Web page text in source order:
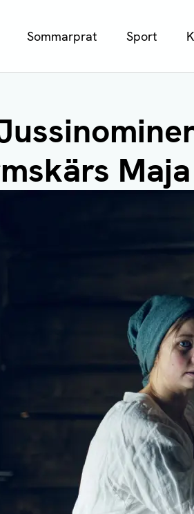
Sommarprat Sport
Maja